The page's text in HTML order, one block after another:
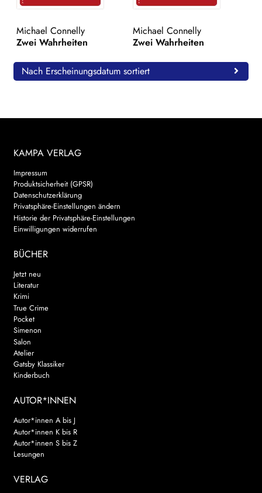
Search:
Michael Connelly
Zwei Wahrheiten
Michael Connelly
Zwei Wahrheiten
Nach Erscheinungsdatum sortiert
KAMPA VERLAG
Impressum
Produktsicherheit (GPSR)
Datenschutzerklärung
Privatsphäre-Einstellungen ändern
Historie der Privatsphäre-Einstellungen
Einwilligungen widerrufen
BÜCHER
Jetzt neu
Literatur
Krimi
True Crime
Pocket
Simenon
Salon
Atelier
Gatsby Klassiker
Kinderbuch
AUTOR*INNEN
Autor*innen A bis J
Autor*innen K bis R
Autor*innen S bis Z
Lesungen
VERLAG